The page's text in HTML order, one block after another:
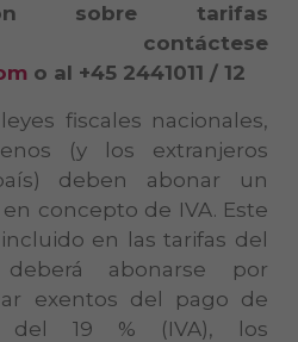
sobre tarifas
contáctese
o al +45 2441011 / 12
fiscales nacionales,
(y los extranjeros
deben abonar un
concepto de IVA. Este
en las tarifas del
abonarse por
exentos del pago de
del 19 % (IVA), los